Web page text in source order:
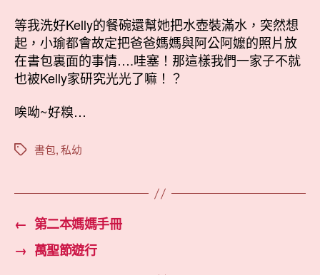
等我洗好Kelly的餐碗還幫她把水壺裝滿水，突然想
起，小瑜都會故定把爸爸媽媽與阿公阿嬤的照片放
在書包裏面的事情….哇塞！那這樣我們一家子不就
也被Kelly家研究光光了嘛！？
唉呦~好糗…
標
書包,私幼
← 第二本媽媽手冊
→ 萬聖節遊行